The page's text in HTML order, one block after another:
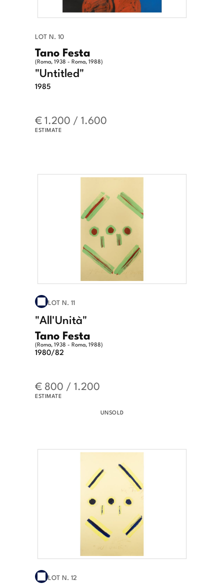
LOT N. 10
Tano Festa
(Roma, 1938 - Roma, 1988)
"Untitled"
1985
€ 1.200 / 1.600
ESTIMATE
LOT N. 11
Tano Festa
(Roma, 1938 - Roma, 1988)
"All'Unità"
1980/82
€ 800 / 1.200
ESTIMATE
UNSOLD
LOT N. 12